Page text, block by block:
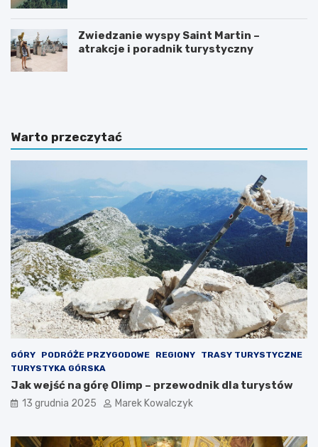
Zwiedzanie wyspy Saint Martin –
atrakcje i poradnik turystyczny
A
c
y
j
e
m
i
e
j
s
c
o
w
o
ś
c
i
n
a
d
p
l
I
e
s
u
ą
c
e
m
i
e
j
s
c
a
d
l
a
p
o
d
r
ż
Warto przeczytać
GÓRY PODRÓŻE PRZYGODOWE REGIONY
TRASY TURYSTYCZNE
TURYSTYKA GÓRSKA
Jak wejść na górę Olimp – przewodnik dla turystów
13 grudnia 2025 Marek Kowalczyk